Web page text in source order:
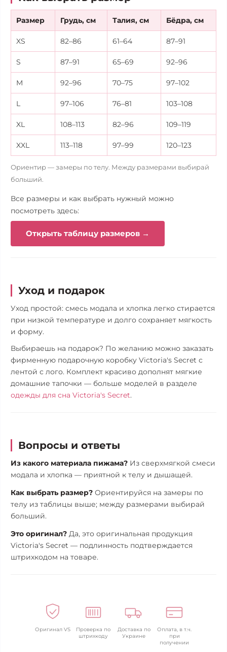
Размер Грудь, см Талия, см Бёдра, см
XS 82–86 61–64 87–91
S 87–91 65–69 92–96
M 92–96 70–75 97–102
L 97–106 76–81 103–108
XL 108–113 82–96 109–119
XXL 113–118 97–99 120–123
Ориентир — замеры по телу. Между размерами выбирай
больший.
Все размеры и как выбрать нужный можно
посмотреть здесь:
Открыть таблицу размеров →
Уход и подарок
Уход простой: смесь модала и хлопка легко стирается
при низкой температуре и долго сохраняет мягкость
и форму.
Выбираешь на подарок? По желанию можно заказать
фирменную подарочную коробку Victoria's Secret с
лентой с лого. Комплект красиво дополнят мягкие
домашние тапочки — больше моделей в разделе
одежды для сна Victoria's Secret.
Вопросы и ответы
Из какого материала пижама? Из сверхмягкой смеси
модала и хлопка — приятной к телу и дышащей.
Как выбрать размер? Ориентируйся на замеры по
телу из таблицы выше; между размерами выбирай
больший.
Это оригинал? Да, это оригинальная продукция
Victoria's Secret — подлинность подтверждается
штрихкодом на товаре.
Оригинал VS
Проверка по
штрихкоду
Доставка по
Украине
Оплата, в т.ч.
при
получении